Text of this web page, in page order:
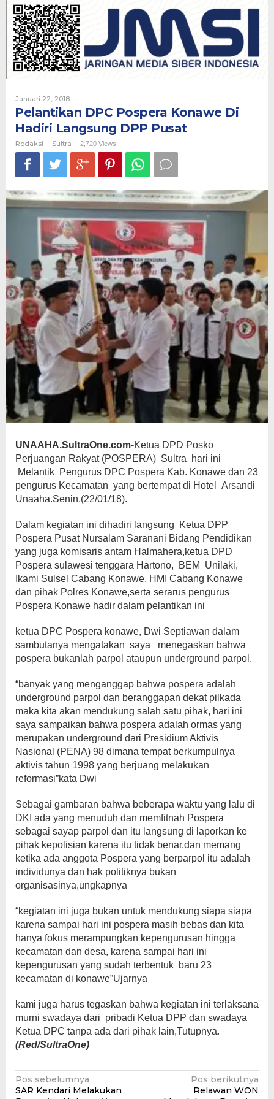
Langsung
Pusat
Januari 22, 2018Oleh
Pelantikan DPC Pospera Konawe Di
Hadiri Langsung DPP Pusat
Redaksi - Sultra - 2,720 Views
UNAAHA.SultraOne.com-Ketua DPD Posko
Perjuangan Rakyat (POSPERA) Sultra hari ini
Melantik Pengurus DPC Pospera Kab. Konawe dan 23
pengurus Kecamatan yang bertempat di Hotel Arsandi
Unaaha.Senin.(22/01/18).
Dalam kegiatan ini dihadiri langsung Ketua DPP
Pospera Pusat Nursalam Saranani Bidang Pendidikan
yang juga komisaris antam Halmahera,ketua DPD
Pospera sulawesi tenggara Hartono, BEM Unilaki,
Ikami Sulsel Cabang Konawe, HMI Cabang Konawe
dan pihak Polres Konawe,serta serarus pengurus
Pospera Konawe hadir dalam pelantikan ini
ketua DPC Pospera konawe, Dwi Septiawan dalam
sambutanya mengatakan saya menegaskan bahwa
pospera bukanlah parpol ataupun underground parpol.
“banyak yang menganggap bahwa pospera adalah
underground parpol dan beranggapan dekat pilkada
maka kita akan mendukung salah satu pihak, hari ini
saya sampaikan bahwa pospera adalah ormas yang
merupakan underground dari Presidium Aktivis
Nasional (PENA) 98 dimana tempat berkumpulnya
aktivis tahun 1998 yang berjuang melakukan
reformasi”kata Dwi
Sebagai gambaran bahwa beberapa waktu yang lalu di
DKI ada yang menuduh dan memfitnah Pospera
sebagai sayap parpol dan itu langsung di laporkan ke
pihak kepolisian karena itu tidak benar,dan memang
ketika ada anggota Pospera yang berparpol itu adalah
individunya dan hak politiknya bukan
organisasinya,ungkapnya
“kegiatan ini juga bukan untuk mendukung siapa siapa
karena sampai hari ini pospera masih bebas dan kita
hanya fokus merampungkan kepengurusan hingga
kecamatan dan desa, karena sampai hari ini
kepengurusan yang sudah terbentuk baru 23
kecamatan di konawe”Ujarnya
kami juga harus tegaskan bahwa kegiatan ini terlaksana
murni swadaya dari pribadi Ketua DPP dan swadaya
Ketua DPC tanpa ada dari pihak lain,Tutupnya.
(Red/SultraOne)
Navigasi
Pos sebelumnya
SAR Kendari Melakukan
Pos berikutnya
Relawan WON